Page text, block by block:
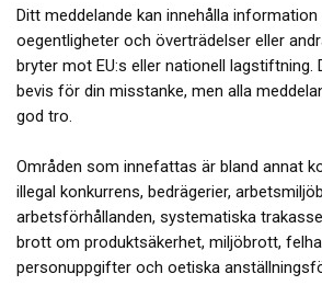
Ditt meddelande kan innehålla
oegentligheter och överträdelser eller
bryter mot EU:s eller nationell lagstiftning.
bevis för din misstanke, men alla
god tro.
Områden som innefattas är bland annat
illegal konkurrens, bedrägerier,
arbetsförhållanden, systematiska
brott om produktsäkerhet, miljöbrott,
personuppgifter och oetiska